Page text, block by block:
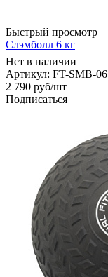
Быстрый просмотр
Слэмболл 6 кг
Нет в наличии
Артикул: FT-SMB-06
2 790 руб/шт
Подписаться